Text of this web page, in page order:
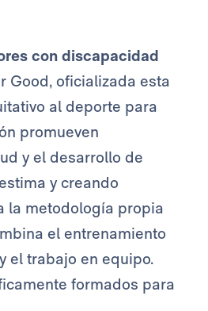
con discapacidad
Good, oficializada esta
al deporte para
promueven
y el desarrollo de
y creando
la metodología propia
el entrenamiento
el trabajo en equipo.
formados para